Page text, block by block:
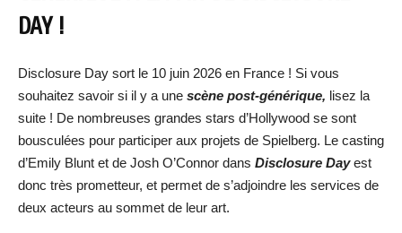
DAY !
Disclosure Day sort le 10 juin 2026 en France ! Si vous
souhaitez savoir si il y a une scène post-générique, lisez la
suite ! De nombreuses grandes stars d’Hollywood se sont
bousculées pour participer aux projets de Spielberg. Le casting
d’Emily Blunt et de Josh O’Connor dans Disclosure Dayest
donc très prometteur, et permet de s’adjoindre les services de
deux acteurs au sommet de leur art.